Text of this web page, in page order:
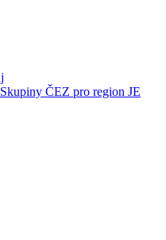
ČEZ pro region JE